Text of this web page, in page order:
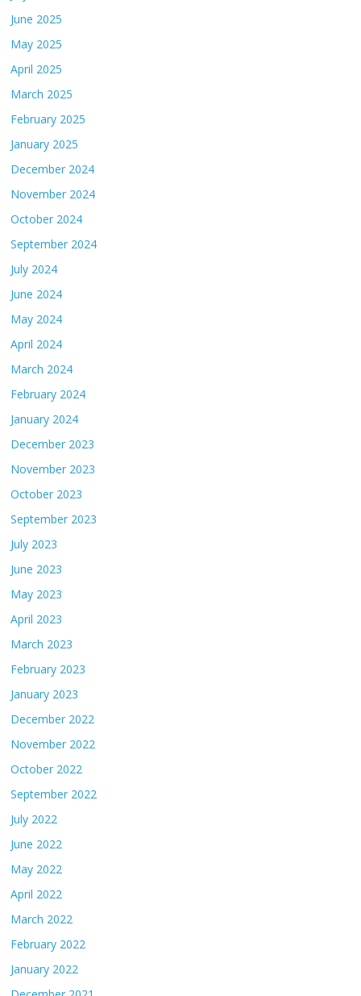
June 2025
May 2025
April 2025
March 2025
February 2025
January 2025
December 2024
November 2024
October 2024
September 2024
July 2024
June 2024
May 2024
April 2024
March 2024
February 2024
January 2024
December 2023
November 2023
October 2023
September 2023
July 2023
June 2023
May 2023
April 2023
March 2023
February 2023
January 2023
December 2022
November 2022
October 2022
September 2022
July 2022
June 2022
May 2022
April 2022
March 2022
February 2022
January 2022